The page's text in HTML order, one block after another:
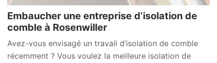
Embaucher une entreprise d’isolation de
comble à Rosenwiller
Avez-vous envisagé un travail d’isolation de comble
récemment ? Vous voulez la meilleure isolation de